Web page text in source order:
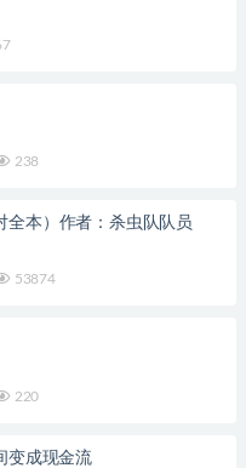
238
全本）作者：杀虫队队员
53874
220
变成现金流